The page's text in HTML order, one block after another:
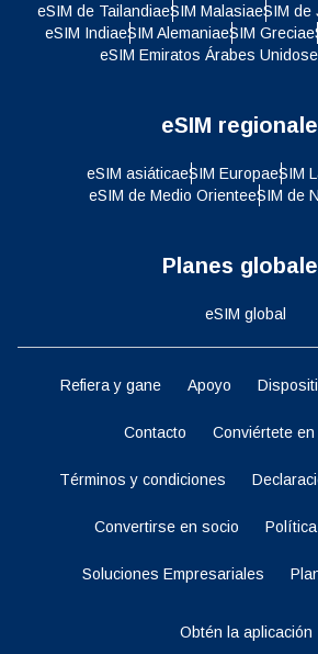
eSIM de TailandiaeSIM MalasiaeSIM de
eSIM IndiaeSIM AlemaniaeSIM Grecia
eSIM Emiratos Árabes Unidos
eSIM
eSIM asiáticaeSIM EuropaeSIM
eSIM de Medio OrienteeSIM de
Planes
eSIM global
Refiera y gane Apoyo
Contacto Conviértete en
Términos y condiciones
Convertirse en socio
Soluciones Empresariales
Obtén la aplicación